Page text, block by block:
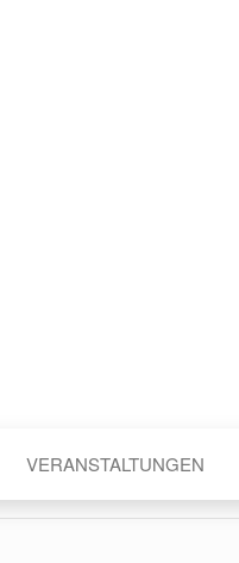
VERANSTALTUNGEN